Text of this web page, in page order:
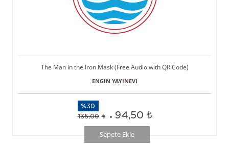
Sepete Ekle
The Man in the Iron Mask (Free Audio with QR Code)
ENGIN YAYINEVI
%30
135,00
94,50